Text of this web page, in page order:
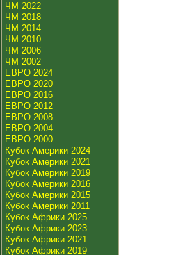
ЧМ 2022
ЧМ 2018
ЧМ 2014
ЧМ 2010
ЧМ 2006
ЧМ 2002
ЕВРО 2024
ЕВРО 2020
ЕВРО 2016
ЕВРО 2012
ЕВРО 2008
ЕВРО 2004
ЕВРО 2000
Кубок Америки 2024
Кубок Америки 2021
Кубок Америки 2019
Кубок Америки 2016
Кубок Америки 2015
Кубок Америки 2011
Кубок Африки 2025
Кубок Африки 2023
Кубок Африки 2021
Кубок Африки 2019